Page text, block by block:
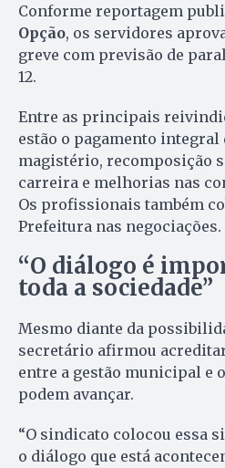
Conforme reportagem
Opção, os servidores
greve com previsão de
12.
Entre as principais
estão o pagamento
magistério, recomposição
carreira e melhorias nas
Os profissionais também
Prefeitura nas negociações.
“O diálogo é
toda a sociedade”
Mesmo diante da
secretário afirmou
entre a gestão municipal e
podem avançar.
“O sindicato colocou essa
o diálogo que está